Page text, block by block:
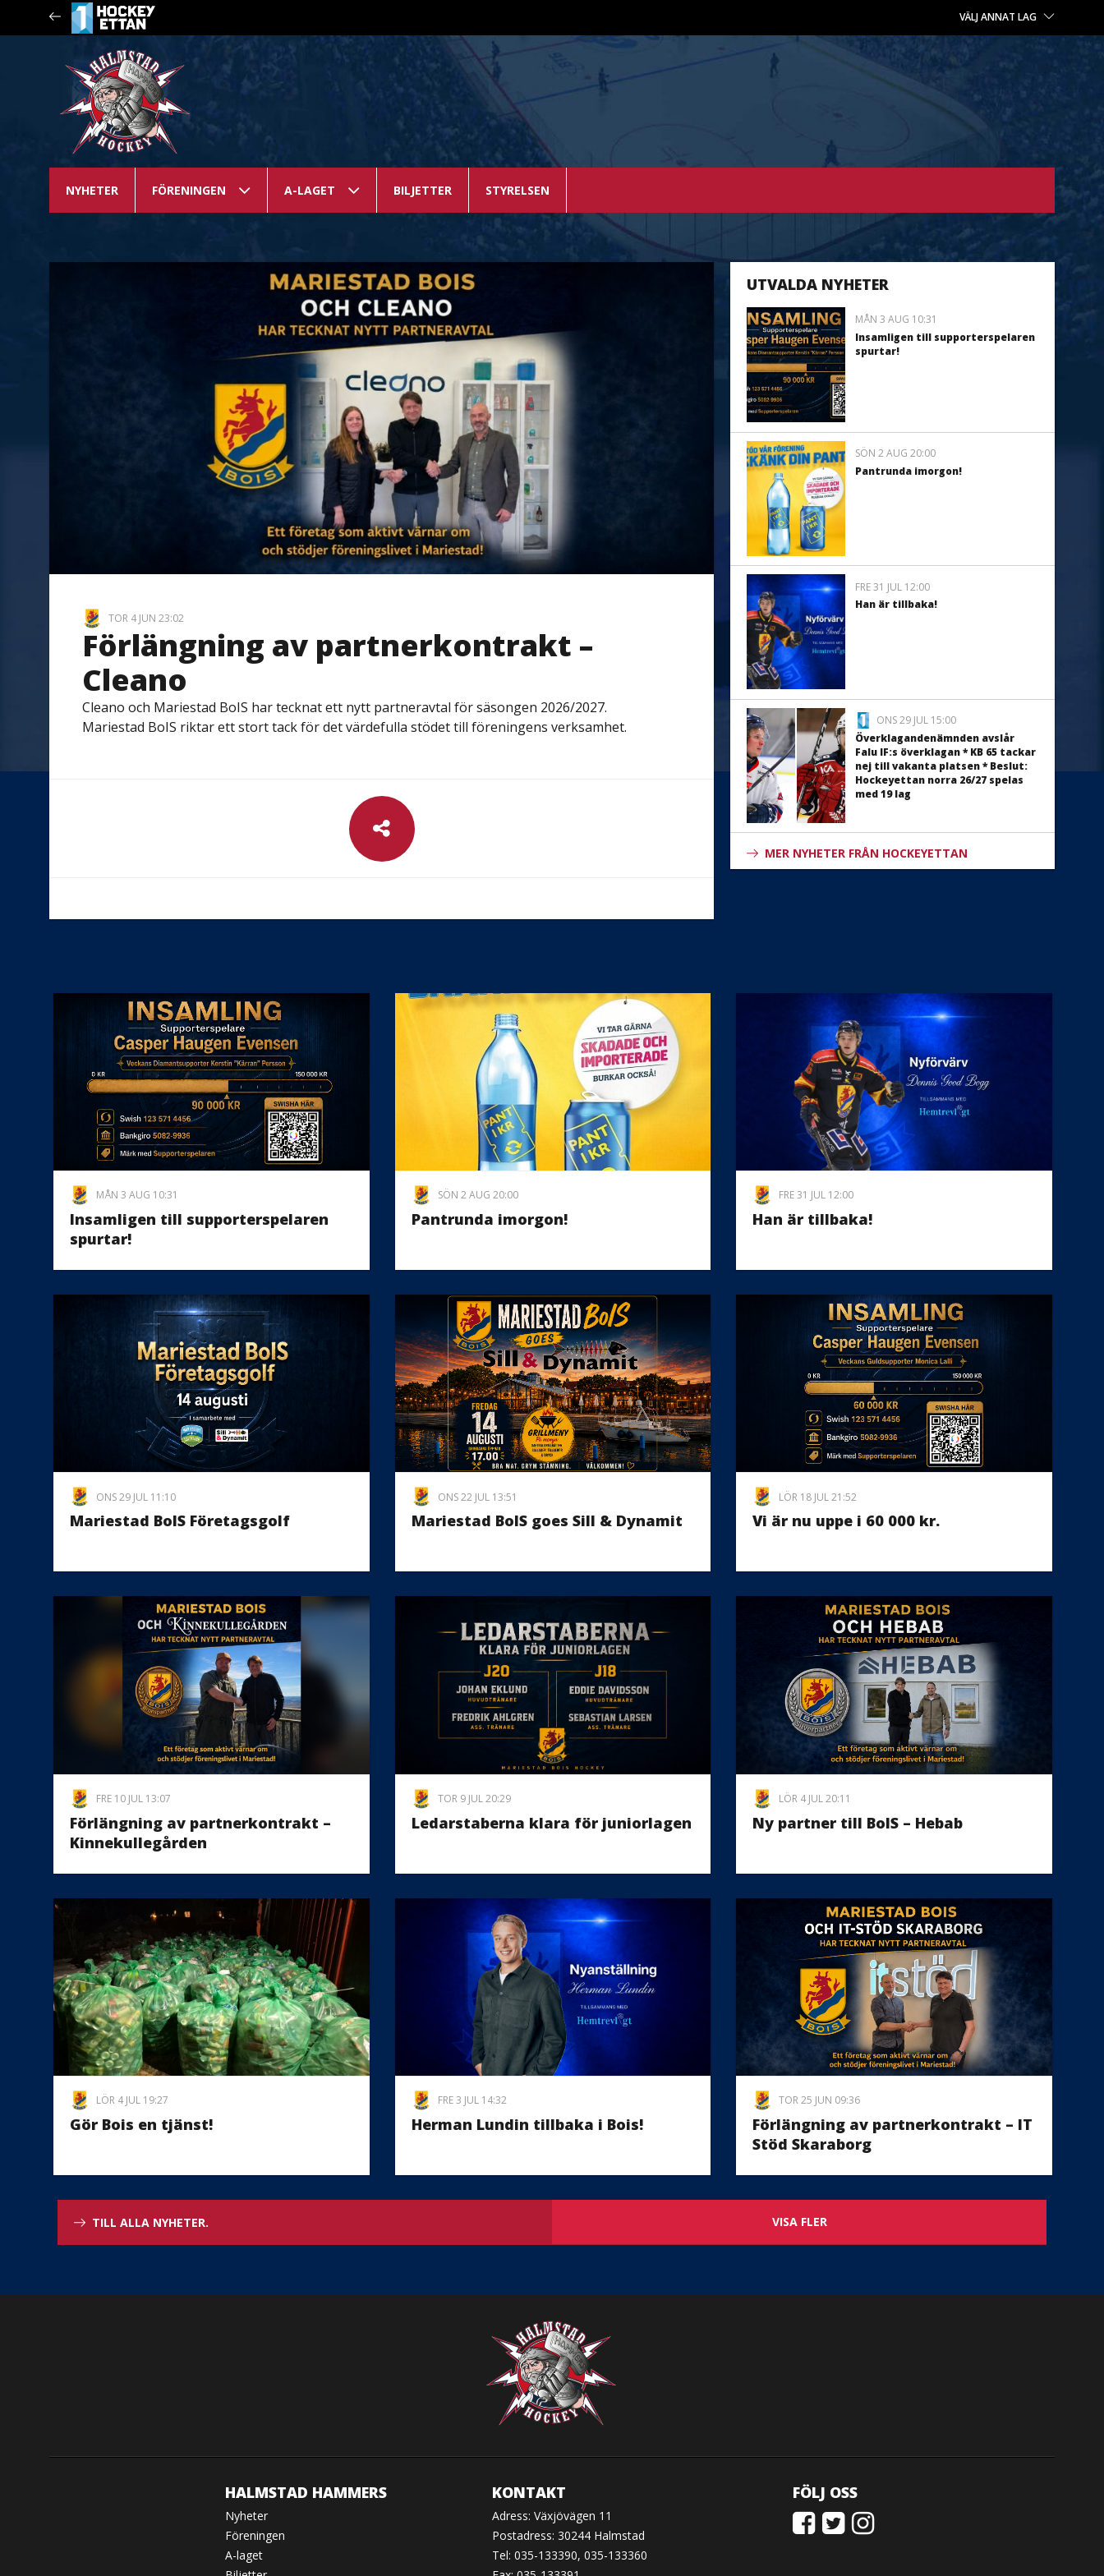
VÄLJ ANNAT LAG
NYHETER FÖRENINGEN A-LAGET BILJETTER STYRELSEN
TOR 4 JUN 23:02
Förlängning av partnerkontrakt –
Cleano
Cleano och Mariestad BoIS har tecknat ett nytt partneravtal för säsongen 2026/2027.
Mariestad BoIS riktar ett stort tack för det värdefulla stödet till föreningens verksamhet.
UTVALDA NYHETER
MÅN 3 AUG 10:31
Insamligen till supporterspelaren
spurtar!
SÖN 2 AUG 20:00
Pantrunda imorgon!
FRE 31 JUL 12:00
Han är tillbaka!
ONS 29 JUL 15:00
Överklagandenämnden avslår
Falu IF:s överklagan * KB 65 tackar
nej till vakanta platsen * Beslut:
Hockeyettan norra 26/27 spelas
med 19 lag
MER NYHETER FRÅN HOCKEYETTAN
MÅN 3 AUG 10:31
Insamligen till supporterspelaren
spurtar!
SÖN 2 AUG 20:00
Pantrunda imorgon!
FRE 31 JUL 12:00
Han är tillbaka!
ONS 29 JUL 11:10
Mariestad BoIS Företagsgolf
ONS 22 JUL 13:51
Mariestad BoIS goes Sill & Dynamit
LÖR 18 JUL 21:52
Vi är nu uppe i 60 000 kr.
FRE 10 JUL 13:07
Förlängning av partnerkontrakt –
Kinnekullegården
TOR 9 JUL 20:29
Ledarstaberna klara för juniorlagen
LÖR 4 JUL 20:11
Ny partner till BoIS – Hebab
LÖR 4 JUL 19:27
Gör Bois en tjänst!
FRE 3 JUL 14:32
Herman Lundin tillbaka i Bois!
TOR 25 JUN 09:36
Förlängning av partnerkontrakt – IT
Stöd Skaraborg
VISA FLER
TILL ALLA NYHETER.
HALMSTAD HAMMERS
Nyheter
Föreningen
A-laget
KONTAKT
Adress: Växjövägen 11
Postadress: 30244 Halmstad
Tel: 035-133390, 035-133360
FÖLJ OSS